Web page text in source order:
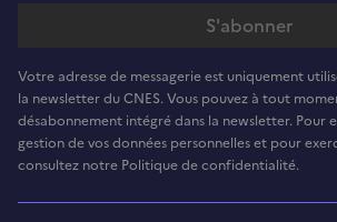
Votre adresse de messagerie est uniquement
la newsletter du CNES. Vous pouvez à tout
désabonnement intégré dans la newsletter. Pour
gestion de vos données personnelles et pour
consultez notre Politique de confidentialité.